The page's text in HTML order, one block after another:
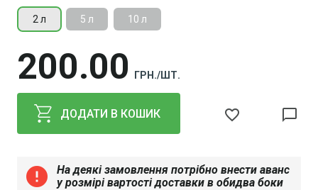
2 л 5 л 10 л
200 00 ГРН./ШТ.
ДОДАТИ В КОШИК favorite_border chat_bubble_outline
error
На деякі замовлення потрібно внести аванс
у розмірі вартості доставки в обидва боки